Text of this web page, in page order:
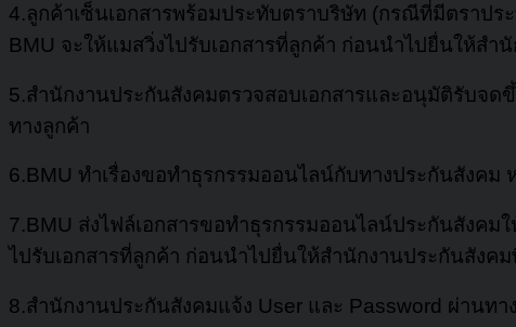
4.ลูกค้าเซ็นเอกสารพร้อมประทับตราบริษัท (กรณีที่มีตราปร
BMU จะให้แมสวิ่งไปรับเอกสารที่ลูกค้า ก่อนนำไปยื่นให้ส
5.สำนักงานประกันสังคมตรวจสอบเอกสารและอนุมัติรับจ
ทางลูกค้า
6.BMU ทำเรื่องขอทำธุรกรรมออนไลน์กับทางประกันสังค
7.BMU ส่งไฟล์เอกสารขอทำธุรกรรมออนไลน์ประกันสังค
ไปรับเอกสารที่ลูกค้า ก่อนนำไปยื่นให้สำนักงานประกันสังค
8.สำนักงานประกันสังคมแจ้ง User และ Password ผ่านทา